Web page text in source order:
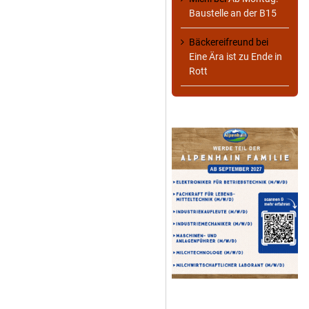
Baustelle an der B15
Bäckereifreund bei
Eine Ära ist zu Ende in
Rott